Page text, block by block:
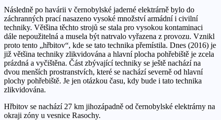
Následně po havárii v černobylské jaderné elektrárně bylo do
záchranných prací nasazeno vysoké množství armádní i civilní
techniky. Většina těchto strojů se stala pro vysokou kontaminaci
dále nepoužitelná a musela být natrvalo vyřazena z provozu. Vznikl
proto tento „hřbitov“, kde se tato technika přemístila. Dnes (2016) je
již většina techniky zlikvidována a hlavní plocha pohřebiště je zcela
prázdná a vyčištěna. Část zbývající techniky se ještě nachází na
dvou menších prostranstvích, které se nachází severně od hlavní
plochy pohřebiště. Je jen otázkou času, kdy bude i tato technika
zlikvidována.
Hřbitov se nachází 27 km jihozápadně od černobylské elektrárny na
okraji zóny u vesnice Rasochy.